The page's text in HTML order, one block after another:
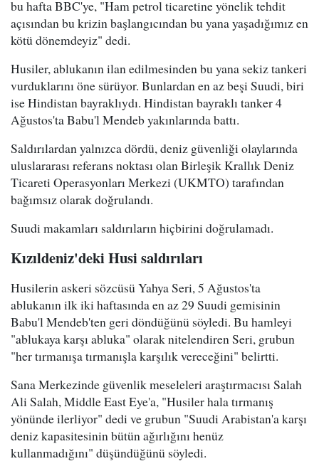
bu hafta BBC'ye, "Ham petrol ticaretine yönelik tehdit
açısından bu krizin başlangıcından bu yana yaşadığımız en
kötü dönemdeyiz" dedi.
Husiler, ablukanın ilan edilmesinden bu yana sekiz tankeri
vurduklarını öne sürüyor. Bunlardan en az beşi Suudi, biri
ise Hindistan bayraklıydı. Hindistan bayraklı tanker 4
Ağustos'ta Babu'l Mendeb yakınlarında battı.
Saldırılardan yalnızca dördü, deniz güvenliği olaylarında
uluslararası referans noktası olan Birleşik Krallık Deniz
Ticareti Operasyonları Merkezi (UKMTO) tarafından
bağımsız olarak doğrulandı.
Suudi makamları saldırıların hiçbirini doğrulamadı.
Kızıldeniz'deki Husi saldırıları
Husilerin askeri sözcüsü Yahya Seri, 5 Ağustos'ta
ablukanın ilk iki haftasında en az 29 Suudi gemisinin
Babu'l Mendeb'ten geri döndüğünü söyledi. Bu hamleyi
"ablukaya karşı abluka" olarak nitelendiren Seri, grubun
"her tırmanışa tırmanışla karşılık vereceğini" belirtti.
Sana Merkezinde güvenlik meseleleri araştırmacısı Salah
Ali Salah, Middle East Eye'a, "Husiler hala tırmanış
yönünde ilerliyor" dedi ve grubun "Suudi Arabistan'a karşı
deniz kapasitesinin bütün ağırlığını henüz
kullanmadığını" düşündüğünü söyledi.